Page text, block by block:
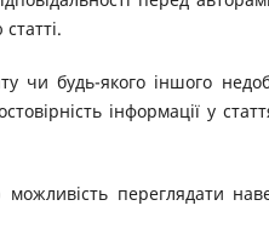
чи будь-якого іншого
інформації у
можливість переглядати